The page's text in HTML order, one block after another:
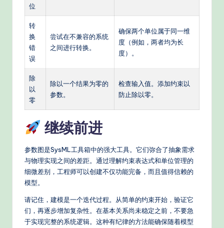
位
转
换
错
误
尝试在不兼容的系统
之间进行转换。
确保两个单位属于同一维
度（例如，两者均为长
度）。
除
以
零
除以一个结果为零的
参数。
检查输入值。添加约束以
防止除以零。
继续前进
参数图是SysML工具箱中的强大工具。它们弥合了抽象需求
与物理实现之间的差距。通过理解约束表达式和单位管理的
细微差别，工程师可以创建不仅功能完备，而且值得信赖的
模型。
请记住，建模是一个迭代过程。从简单的约束开始，验证它
们，再逐步增加复杂性。在基本关系尚未稳定之前，不要急
于实现完整的系统逻辑。这种有纪律的方法能确保随着模型